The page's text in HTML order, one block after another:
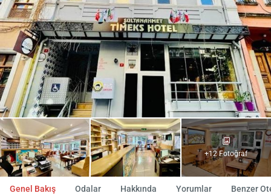
+12 Fotoğraf
Genel Bakış Odalar Hakkında Yorumlar Benzer